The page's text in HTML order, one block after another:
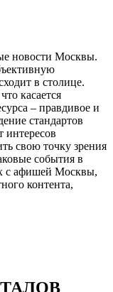
новости Москвы.
в столице.
касается
– правдивое и
стандартов
интересов
свою точку зрения
события в
с афишей Москвы,
контента,